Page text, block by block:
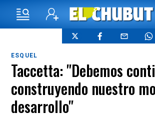
ESQUEL
Taccetta: "Debemos
construyendo nuestro
desarrollo"